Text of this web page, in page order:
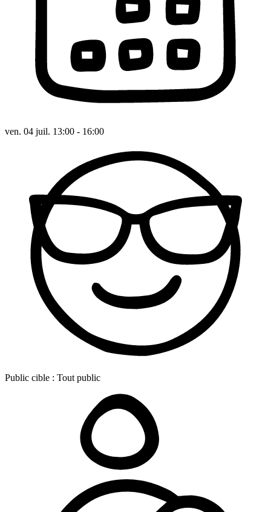
ven. 04 juil. 13:00 - 16:00
Public cible : Tout public